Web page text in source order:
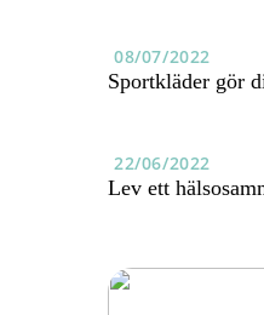
08/07/2022
Sportkläder gör
22/06/2022
Lev ett